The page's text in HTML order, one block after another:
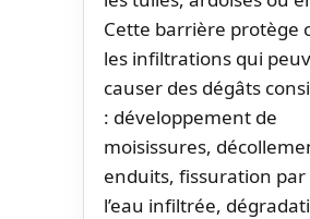
Cette barrière protège
les infiltrations qui
causer des dégâts
: développement de
moisissures,
enduits, fissuration par
l’eau infiltrée,